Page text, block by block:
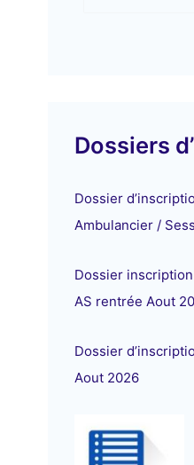
Dossiers
Dossier
Ambulancier /
Dossier
AS rentrée Aout
Dossier
Aout 2026